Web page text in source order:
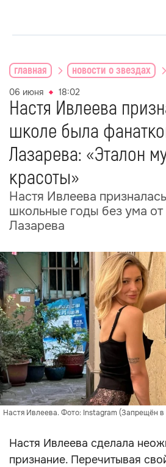
главная новости о звездах
06 июня 18:02
Настя Ивлеева
школе была
Лазарева: «Эталон
красоты»
Настя Ивлеева
школьные годы без ума от
Лазарева
Настя Ивлеева. Фото: Instagram (Запрещён в
Настя Ивлеева сделала
признание. Перечитывая